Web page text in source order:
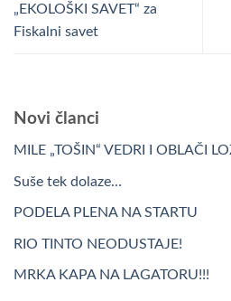
„EKOLOŠKI SAVET“ za
Fiskalni savet
Novi članci
MILE „TOŠIN“ VEDRI I OBLAČI
Suše tek dolaze…
PODELA PLENA NA STARTU
RIO TINTO NEODUSTAJE!
MRKA KAPA NA LAGATORU!!!